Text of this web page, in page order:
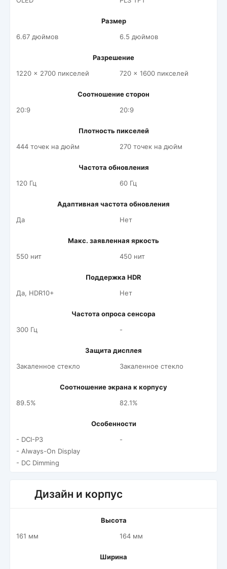
Размер
6.67 дюймов
6.5 дюймов
Разрешение
1220 x 2700 пикселей
720 x 1600 пикселей
Соотношение сторон
20:9
20:9
Плотность пикселей
444 точек на дюйм
270 точек на дюйм
Частота обновления
120 Гц
60 Гц
Адаптивная частота обновления
Да
Нет
Макс. заявленная яркость
550 нит
450 нит
Поддержка HDR
Да, HDR10+
Нет
Частота опроса сенсора
300 Гц
-
Защита дисплея
Закаленное стекло
Закаленное стекло
Соотношение экрана к корпусу
89.5%
82.1%
Особенности
- DCI-P3
- Always-On Display
- DC Dimming
-
Дизайн и корпус
Высота
161 мм
164 мм
Ширина